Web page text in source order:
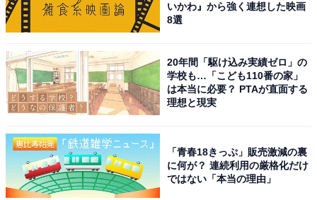
とはいえ、それは決して意地悪な意図だけではなく、ポ
ン・ジュノ監督は原作の「ごく普通の人間」として描か
れているミッキーに強く惹かれた上で、「私はさらに“普
通”にしたかった。もっと下層階級の人間にして、もっ
と“負け犬”感を強くしたいと思った」とも語っていま
す。
いずれにせよ、後述するテーマをこれまでも描いてきた
ポン・ジュノ監督と原作の相性は抜群ですし、映画でさ
らに「ポン・ジュノ監督らしさがマシマシになった」と
いかわ』から強く連想した映画
8選
20年間「駆け込み実績ゼロ」の
学校も…「こども110番の家」
は本当に必要？ PTAが直面する
理想と現実
「青春18きっぷ」販売激減の裏
に何が？ 連続利用の厳格化だけ
ではない「本当の理由」